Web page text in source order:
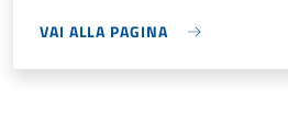
VAI ALLA PAGINA